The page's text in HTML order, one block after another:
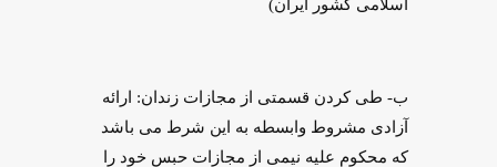
اسلامی کشور ایران)
ب- طی کردن قسمتی از مجازات‌ زندان: ارائه
آزادی مشروط وابسطه به این شرط می باشد
که محکوم ‌علیه نیمی از مجازات حبس خود را